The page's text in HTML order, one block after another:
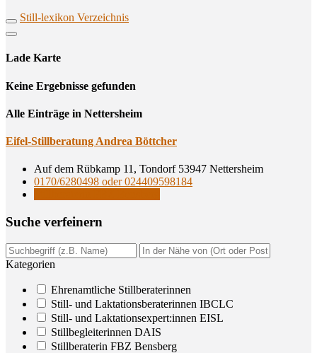
Still-lexikon Verzeichnis
Lade Karte
Кeine Ergebnisse gefunden
Alle Einträge in Nettersheim
Eifel-Still­be­ra­tung Andrea Böttcher
Auf dem Rübkamp 11, Tondorf 53947 Nettersheim
0170/6280498 oder 024409598184
Suche ver­fei­nern
Kategorien
Ehrenamtliche Stillberaterinnen
Still- und Laktationsberaterinnen IBCLC
Still- und Laktationsexpert:innen EISL
Stillbegleiterinnen DAIS
Stillberaterin FBZ Bensberg